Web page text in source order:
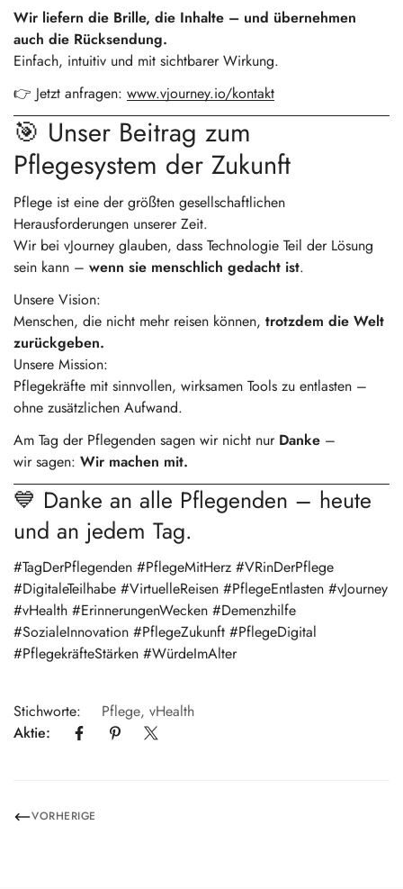
Wir liefern die Brille, die Inhalte – und übernehmen
auch die Rücksendung.
Einfach, intuitiv und mit sichtbarer Wirkung.
👉 Jetzt anfragen: www.vjourney.io/kontakt
🎯 Unser Beitrag zum
Pflegesystem der Zukunft
Pflege ist eine der größten gesellschaftlichen
Herausforderungen unserer Zeit.
Wir bei vJourney glauben, dass Technologie Teil der Lösung
sein kann – wenn sie menschlich gedacht ist.
Unsere Vision:
Menschen, die nicht mehr reisen können, trotzdem die Welt
zurückgeben.
Unsere Mission:
Pflegekräfte mit sinnvollen, wirksamen Tools zu entlasten –
ohne zusätzlichen Aufwand.
Am Tag der Pflegenden sagen wir nicht nur Danke –
wir sagen: Wir machen mit.
💙 Danke an alle Pflegenden – heute
und an jedem Tag.
#TagDerPflegenden #PflegeMitHerz #VRinDerPflege
#DigitaleTeilhabe #VirtuelleReisen #PflegeEntlasten #vJourney
#vHealth #ErinnerungenWecken #Demenzhilfe
#SozialeInnovation #PflegeZukunft #PflegeDigital
#PflegekräfteStärken #WürdeImAlter
Stichworte: Pflege, vHealth
Aktie:
VORHERIGE